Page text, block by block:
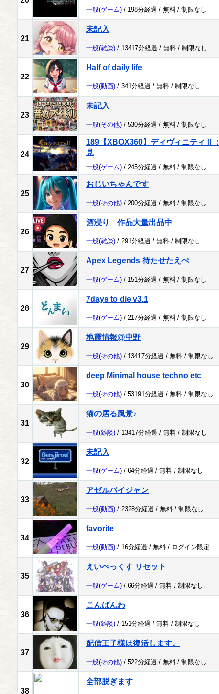
一般(ゲーム) / 198分経過 / 無料 / 制限なし
21
未記入
一般(雑談) / 13417分経過 / 無料 / 制限なし
22
Half of daily life
一般(動画) / 341分経過 / 無料 / 制限なし
23
未記入
一般(その他) / 530分経過 / 無料 / 制限なし
24
189【XBOX360】ディヴィニティⅡ
見
一般(ゲーム) / 245分経過 / 無料 / 制限なし
25
おじいちゃんです
一般(その他) / 200分経過 / 無料 / 制限なし
26
酒浸り 作品大量出品中
一般(雑談) / 291分経過 / 無料 / 制限なし
27
Apex Legends 待たせたえぺ
一般(ゲーム) / 151分経過 / 無料 / 制限なし
28
7days to die v3.1
一般(ゲーム) / 217分経過 / 無料 / 制限なし
29
地震情報@中野
一般(その他) / 13417分経過 / 無料 / 制限なし
30
deep Minimal house techno etc
一般(その他) / 53191分経過 / 無料 / 制限なし
31
猫の居る風景♪
一般(雑談) / 13417分経過 / 無料 / 制限なし
32
未記入
一般(ゲーム) / 64分経過 / 無料 / 制限なし
33
アゼルバイジャン
一般(動画) / 2328分経過 / 無料 / 制限なし
34
favorite
一般(動画) / 16分経過 / 無料 / ログイン限定
35
えいぺっくす リセット
一般(ゲーム) / 66分経過 / 無料 / 制限なし
36
こんばんわ
一般(雑談) / 151分経過 / 無料 / 制限なし
37
配信王子様は復活します。
一般(その他) / 522分経過 / 無料 / 制限なし
38
全部脱ぎます